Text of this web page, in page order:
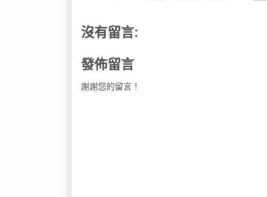
沒有留言:
發佈留言
謝謝您的留言！